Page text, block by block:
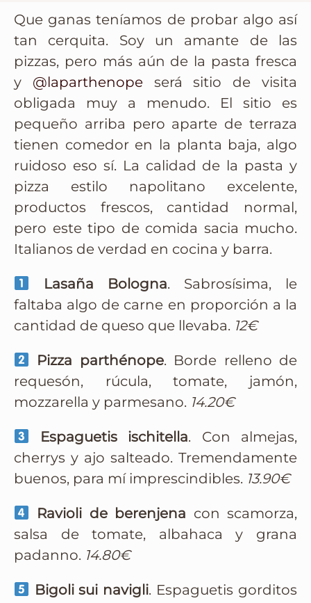
Que ganas teníamos de probar algo así
tan cerquita. Soy un amante de las
pizzas, pero más aún de la pasta fresca
y @laparthenopeserá sitio de visita
obligada muy a menudo. El sitio es
pequeño arriba pero aparte de terraza
tienen comedor en la planta baja, algo
ruidoso eso sí. La calidad de la pasta y
pizza estilo napolitano excelente,
productos frescos, cantidad normal,
pero este tipo de comida sacia mucho.
Italianos de verdad en cocina y barra.
Lasaña Bologna. Sabrosísima, le
faltaba algo de carne en proporción a la
cantidad de queso que llevaba. 12€
Pizza parthénope. Borde relleno de
requesón, rúcula, tomate, jamón,
mozzarella y parmesano. 14.20€
Espaguetis ischitella. Con almejas,
cherrys y ajo salteado. Tremendamente
buenos, para mí imprescindibles. 13.90€
Ravioli de berenjena con scamorza,
salsa de tomate, albahaca y grana
padanno. 14.80€
Bigoli sui navigli. Espaguetis gorditos